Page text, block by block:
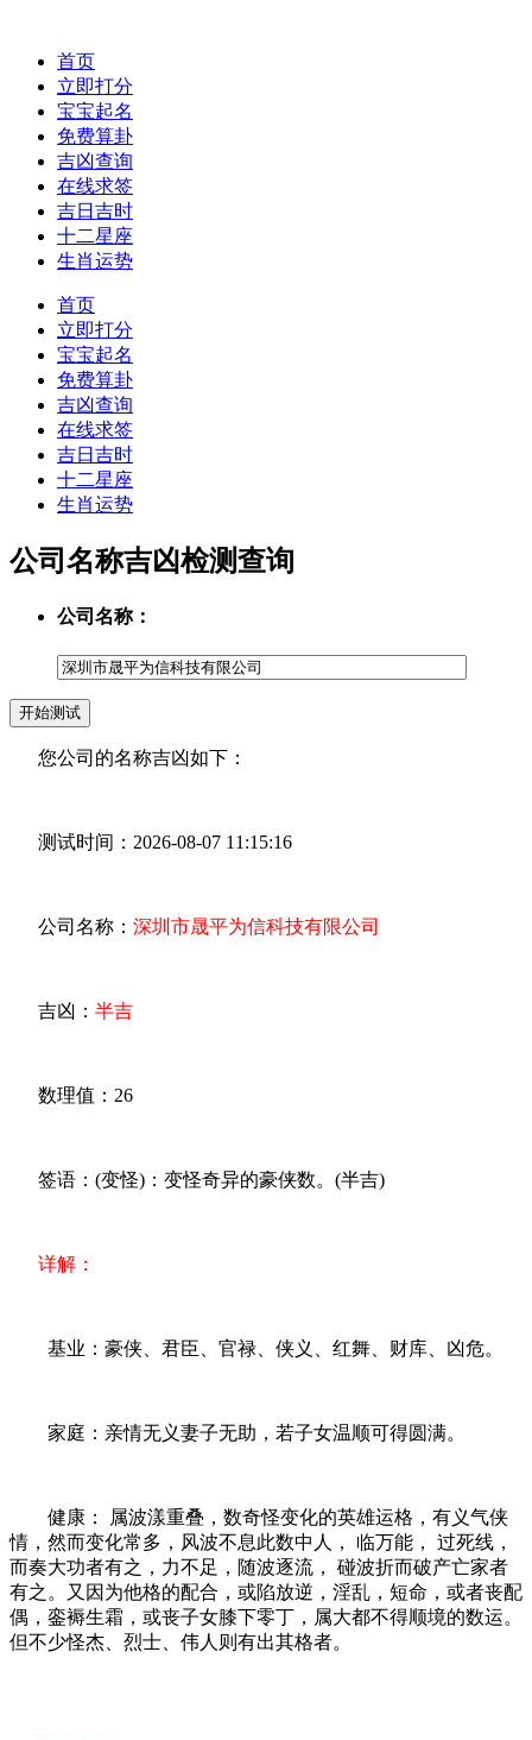
首页
立即打分
宝宝起名
免费算卦
吉凶查询
在线求签
吉日吉时
十二星座
生肖运势
首页
立即打分
宝宝起名
免费算卦
吉凶查询
在线求签
吉日吉时
十二星座
生肖运势
公司名称吉凶检测查询
公司名称：
您公司的名称吉凶如下：
测试时间：2026-08-07 11:15:16
公司名称： 深圳市晟平为信科技有限公司
吉凶： 半吉
数理值：26
签语：(变怪)：变怪奇异的豪侠数。(半吉)
详解：
基业：豪侠、君臣、官禄、侠义、红舞、财库、凶危。
家庭：亲情无义妻子无助，若子女温顺可得圆满。
健康： 属波漾重叠，数奇怪变化的英雄运格，有义气侠
情，然而变化常多，风波不息此数中人， 临万能， 过死线，
而奏大功者有之，力不足，随波逐流， 碰波折而破产亡家者
有之。又因为他格的配合，或陷放逆，淫乱，短命，或者丧配
偶，銮褥生霜，或丧子女膝下零丁，属大都不得顺境的数运。
但不少怪杰、烈士、伟人则有出其格者。